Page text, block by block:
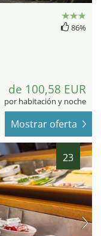
86%
de 100,58 EUR
por habitación y noche
Mostrar oferta
23